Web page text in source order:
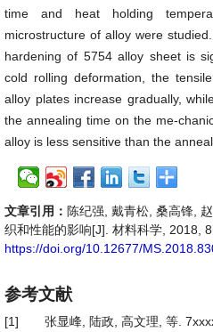
time and heat holding
microstructure of alloy were
hardening of 5754 alloy sheet is
cold rolling deformation, the
alloy plates increase gradually,
the annealing time on the me-
alloy is less sensitive than the
文章引用： 陈纪强, 戴青松, 桑高锋,
织和性能的影响[J]. 材料科学, 2018,
https://doi.org/10.12677/
参考文献
[1]
张显峰, 陆政, 高文理, 等.